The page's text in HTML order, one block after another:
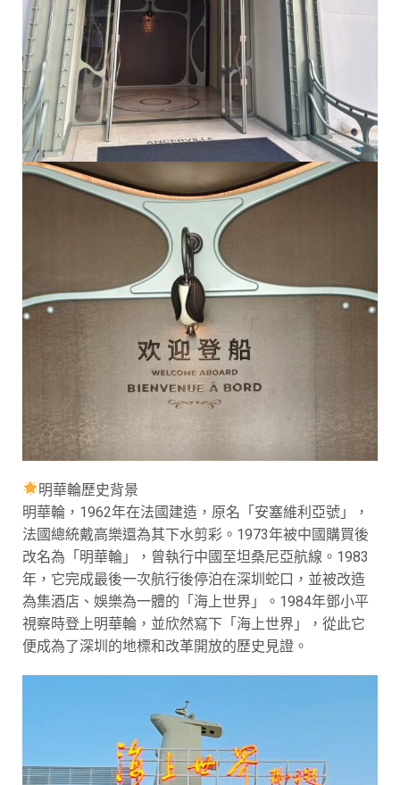
明華輪歷史背景
明華輪，1962年在法國建造，原名「安塞維利亞號」，
法國總統戴高樂還為其下水剪彩。1973年被中國購買後
改名為「明華輪」，曾執行中國至坦桑尼亞航線。1983
年，它完成最後一次航行後停泊在深圳蛇口，並被改造
為集酒店、娛樂為一體的「海上世界」。1984年鄧小平
視察時登上明華輪，並欣然寫下「海上世界」，從此它
便成為了深圳的地標和改革開放的歷史見證。